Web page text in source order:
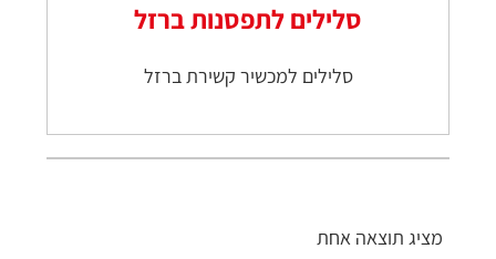
סלילים לתפסנות ברזל
סלילים למכשיר קשירת ברזל
מציג תוצאה אחת